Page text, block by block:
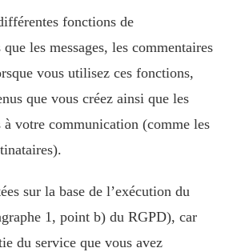
fonctions de
les messages, les commentaires
vous utilisez ces fonctions,
que vous créez ainsi que les
à votre communication (comme les
sur la base de l’exécution du
1, point b) du RGPD), car
du service que vous avez